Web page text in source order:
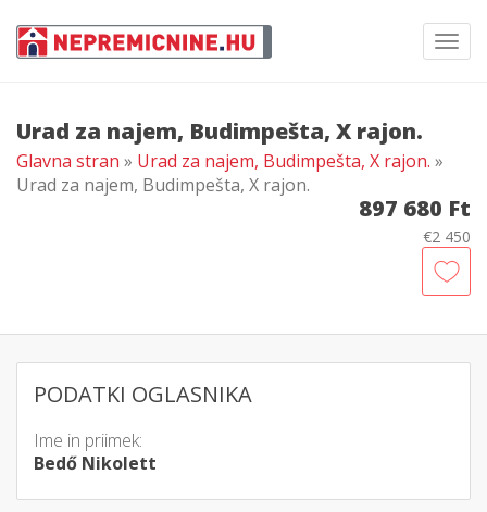
Urad za najem, Budimpešta, X rajon.
Glavna stran » Urad za najem, Budimpešta, X rajon. »
Urad za najem, Budimpešta, X rajon.
897 680 Ft
€2 450
PODATKI OGLASNIKA
Ime in priimek:
Bedő Nikolett